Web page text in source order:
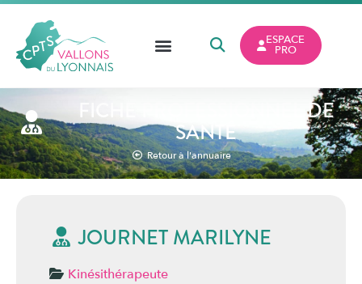
ESPACE
PRO
FICHE PROFESSIONNEL DE
SANTÉ
Retour à l'annuaire
JOURNET MARILYNE
Kinésithérapeute